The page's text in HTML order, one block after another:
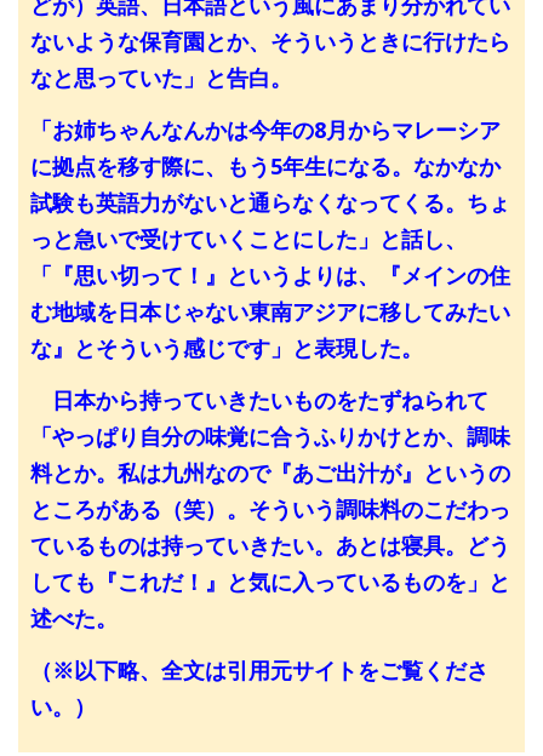
ないような保育園とか、そういうときに行けたら
なと思っていた」と告白。
「お姉ちゃんなんかは今年の8月からマレーシア
に拠点を移す際に、もう5年生になる。なかなか
試験も英語力がないと通らなくなってくる。ちょ
っと急いで受けていくことにした」と話し、
「『思い切って！』というよりは、『メインの住
む地域を日本じゃない東南アジアに移してみたい
な』とそういう感じです」と表現した。
日本から持っていきたいものをたずねられて
「やっぱり自分の味覚に合うふりかけとか、調味
料とか。私は九州なので『あご出汁が』というの
ところがある（笑）。そういう調味料のこだわっ
ているものは持っていきたい。あとは寝具。どう
しても『これだ！』と気に入っているものを」と
述べた。
（※以下略、全文は引用元サイトをご覧くださ
い。）